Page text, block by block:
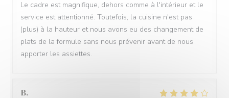
Le cadre est magnifique, dehors comme à l'intérieur et le
service est attentionné. Toutefois, la cuisine n'est pas
(plus) à la hauteur et nous avons eu des changement de
plats de la formule sans nous prévenir avant de nous
apporter les assiettes.
B